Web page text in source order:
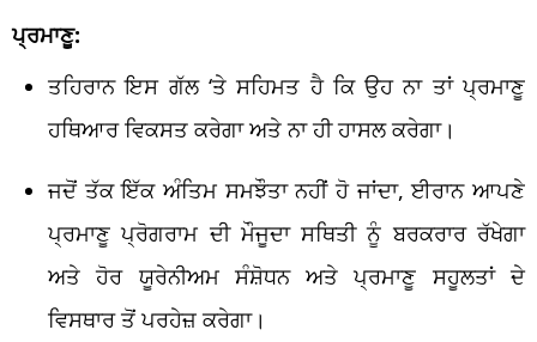
ਪ੍ਰਮਾਣੂ:
ਤਹਿਰਾਨ ਇਸ ਗੱਲ ‘ਤੇ ਸਹਿਮਤ ਹੈ ਕਿ ਉਹ ਨਾ ਤਾਂ ਪ੍ਰਮਾਣੂ
ਹਥਿਆਰ ਵਿਕਸਤ ਕਰੇਗਾ ਅਤੇ ਨਾ ਹੀ ਹਾਸਲ ਕਰੇਗਾ।
ਜਦੋਂ ਤੱਕ ਇੱਕ ਅੰਤਿਮ ਸਮਝੌਤਾ ਨਹੀਂ ਹੋ ਜਾਂਦਾ, ਈਰਾਨ ਆਪਣੇ
ਪ੍ਰਮਾਣੂ ਪ੍ਰੋਗਰਾਮ ਦੀ ਮੌਜੂਦਾ ਸਥਿਤੀ ਨੂੰ ਬਰਕਰਾਰ ਰੱਖੇਗਾ
ਅਤੇ ਹੋਰ ਯੂਰੇਨੀਅਮ ਸੰਸ਼ੋਧਨ ਅਤੇ ਪ੍ਰਮਾਣੂ ਸਹੂਲਤਾਂ ਦੇ
ਵਿਸਥਾਰ ਤੋਂ ਪਰਹੇਜ਼ ਕਰੇਗਾ।